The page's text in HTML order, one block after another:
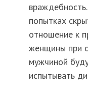
попытках
отношение к
женщины при
мужчиной
испытывать